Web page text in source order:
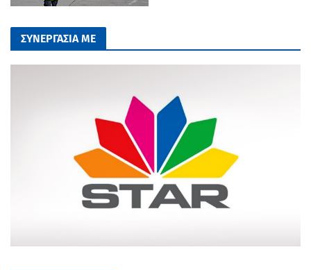
ΣΥΝΕΡΓΑΣΙΑ ΜΕ